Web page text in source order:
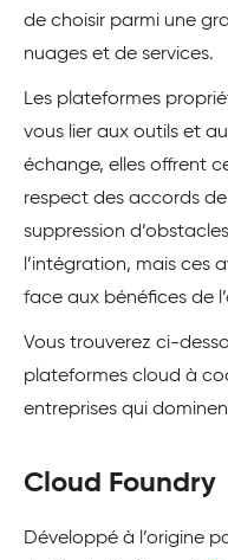
de choisir parmi une
nuages et de services.
Les plateformes
vous lier aux outils et
échange, elles offrent
respect des accords de
suppression
l’intégration, mais ces
face aux bénéfices de
Vous trouverez ci-
plateformes cloud à
entreprises qui
Cloud Foundry
Développé à l’origine